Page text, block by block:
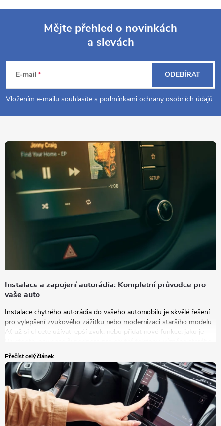
p
a
t
Mějte přehled o novinkách
a slevách
E-mail
Vložením e-mailu souhlasíte s podmínkami ochrany osobních údajů
ODEBÍRAT
Instalace a zapojení autorádia: Kompletní průvodce pro
vaše auto
Instalace chytrého autorádia do vašeho automobilu je skvělé řešení
pro vylepšení zvukového zážitku nebo modernizaci staršího modelu.
Ať už si chcete užívat lepší zvuk, nebo přidat nové funkce, jako je
autorádia za nový model je tou správnou volbou.
Přečíst celý článek